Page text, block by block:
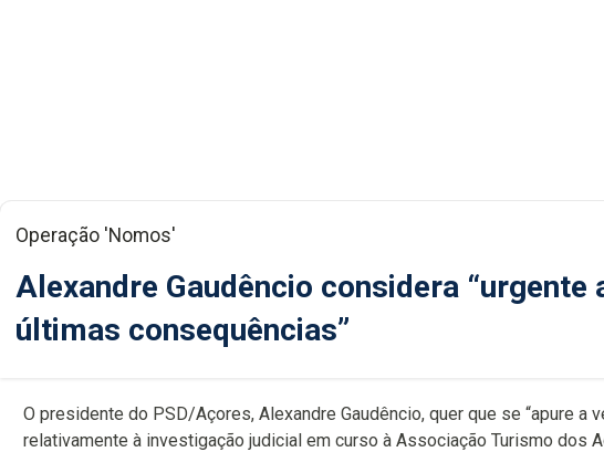
Operação 'Nomos'
Alexandre Gaudêncio considera “urgente
últimas consequências”
O presidente do PSD/Açores, Alexandre Gaudêncio, quer que se “apure a
relativamente à investigação judicial em curso à Associação Turismo dos